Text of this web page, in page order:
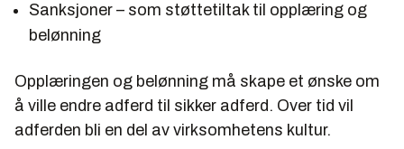
Sanksjoner – som støttetiltak til opplæring og
belønning
Opplæringen og belønning må skape et ønske om
å ville endre adferd til sikker adferd. Over tid vil
adferden bli en del av virksomhetens kultur.